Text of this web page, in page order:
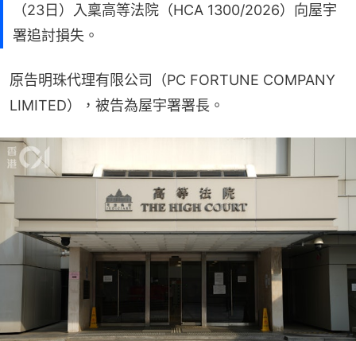
（23日）入稟高等法院（HCA 1300/2026）向屋宇
署追討損失。
原告明珠代理有限公司（PC FORTUNE COMPANY
LIMITED），被告為屋宇署署長。